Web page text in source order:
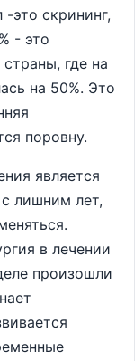
это скрининг,
- это
где на
на 50%. Это
поровну.
является
лишним лет,
в лечении
произошли